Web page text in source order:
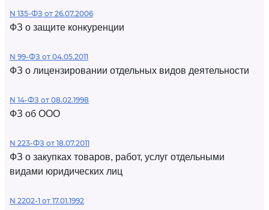
N 135-ФЗ от 26.07.2006
ФЗ о защите конкуренции
N 99-ФЗ от 04.05.2011
ФЗ о лицензировании отдельных видов деятельности
N 14-ФЗ от 08.02.1998
ФЗ об ООО
N 223-ФЗ от 18.07.2011
ФЗ о закупках товаров, работ, услуг отдельными
видами юридических лиц
N 2202-1 от 17.01.1992